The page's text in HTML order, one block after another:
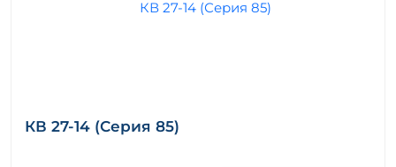
КВ 27-14 (Серия 85)